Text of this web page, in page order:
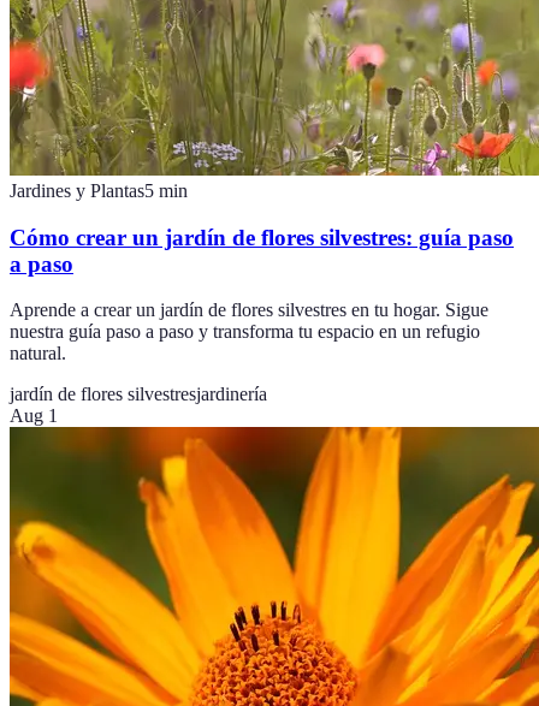
Jardines y Plantas5 min
Cómo crear un jardín de flores silvestres: guía paso
a paso
Aprende a crear un jardín de flores silvestres en tu hogar. Sigue
nuestra guía paso a paso y transforma tu espacio en un refugio
natural.
jardín de flores silvestresjardinería
Aug 1